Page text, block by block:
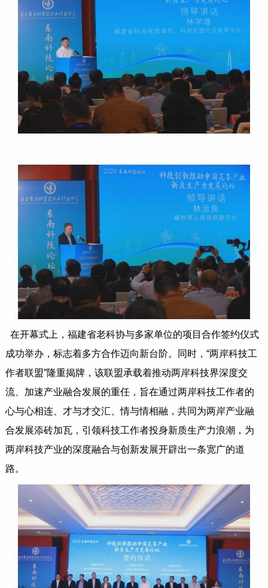
在开幕式上，福建省老科协与多家单位的项目合作签约仪式
成功举办，标志着多方合作迈向新台阶。同时，“两岸科技工
作者联盟”隆重揭牌，该联盟承载着推动两岸科技界深度交
流、加速产业融合发展的重任，旨在通过两岸科技工作者的
心与心相连、才与才交汇、情与情相融，共同为两岸产业融
合发展添砖加瓦，引领科技工作者投身新质生产力浪潮，为
两岸科技产业的深度融合与创新发展开辟出一条宽广的道
路。